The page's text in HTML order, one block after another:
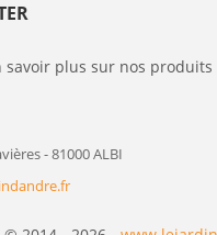
savoir plus sur nos
- 81000 ALBI